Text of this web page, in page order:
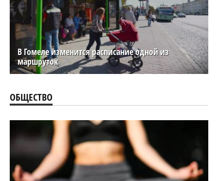
В Гомеле изменится расписание одной из
маршруток
ОБЩЕСТВО